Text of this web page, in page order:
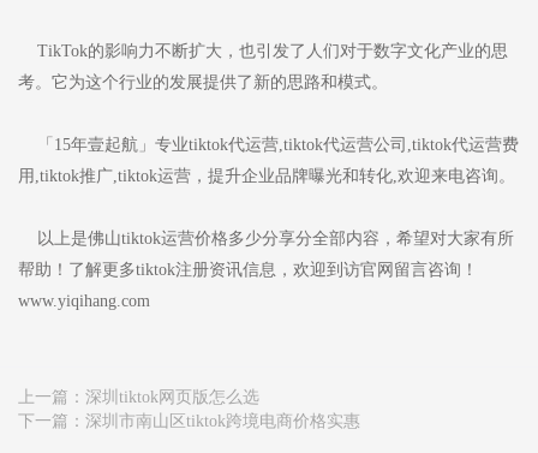
TikTok的影响力不断扩大，也引发了人们对于数字文化产业的思
考。它为这个行业的发展提供了新的思路和模式。
「15年壹起航」专业tiktok代运营,tiktok代运营公司,tiktok代运营费
用,tiktok推广,tiktok运营，提升企业品牌曝光和转化,欢迎来电咨询。
以上是佛山tiktok运营价格多少分享分全部内容，希望对大家有所
帮助！了解更多tiktok注册资讯信息，欢迎到访官网留言咨询！
www.yiqihang.com
上一篇： 深圳tiktok网页版怎么选
下一篇： 深圳市南山区tiktok跨境电商价格实惠